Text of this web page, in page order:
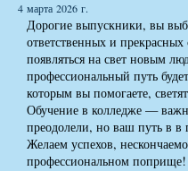
4 марта 2026 г.
Дорогие выпускники, вы
ответственных и
появляться на свет новым
профессиональный путь
которым вы помогаете,
Обучение в колледже —
преодолели, но ваш путь в в
Желаем успехов,
профессиональном поприще!